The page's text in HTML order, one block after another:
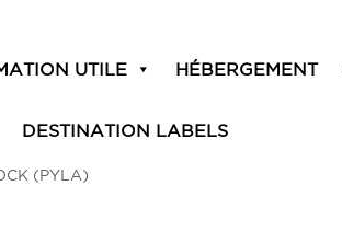
UTILE HÉBERGEMENT
DESTINATION LABELS
(PYLA)